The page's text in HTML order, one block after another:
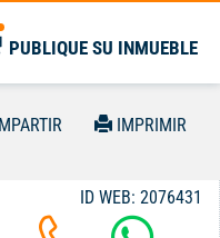
PUBLIQUE SU INMUEBLE
IMPRIMIR
ID WEB: 2076431